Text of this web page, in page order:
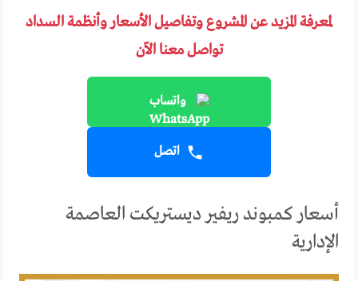
لمعرفة المزيد عن المشروع وتفاصيل الأسعار وأنظمة السداد
تواصل معنا الآن
واتساب
اتصل
أسعار كمبوند ريفير ديستريكت العاصمة
الإدارية